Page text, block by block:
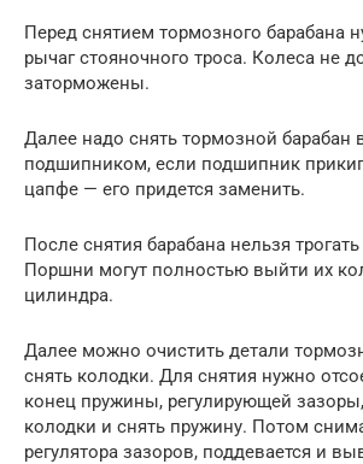
Перед снятием тормозного барабана
рычаг стояночного троса. Колеса не
заторможены.
Далее надо снять тормозной барабан
подшипником, если подшипник
цапфе — его придется заменить.
После снятия барабана нельзя
Поршни могут полностью выйти их
цилиндра.
Далее можно очистить детали
снять колодки. Для снятия нужно
конец пружины, регулирующей
колодки и снять пружину. Потом
регулятора зазоров, поддевается и